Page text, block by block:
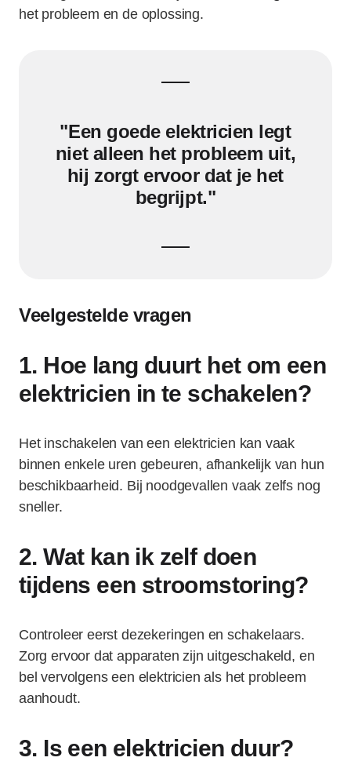
het probleem en de oplossing.
"Een goede elektricien legt
niet alleen het probleem uit,
hij zorgt ervoor dat je het
begrijpt."
Veelgestelde vragen
1. Hoe lang duurt het om een
elektricien in te schakelen?
Het inschakelen van een elektricien kan vaak
binnen enkele uren gebeuren, afhankelijk van hun
beschikbaarheid. Bij noodgevallen vaak zelfs nog
sneller.
2. Wat kan ik zelf doen
tijdens een stroomstoring?
Controleer eerst dezekeringen en schakelaars.
Zorg ervoor dat apparaten zijn uitgeschakeld, en
bel vervolgens een elektricien als het probleem
aanhoudt.
3. Is een elektricien duur?